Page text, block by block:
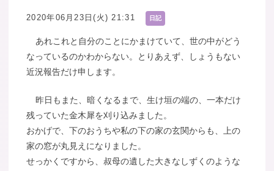
2020年06月23日(火) 21:31 日記
あれこれと自分のことにかまけていて、世の中がどう
なっているのかわからない。とりあえず、しょうもない
近況報告だけ申します。
昨日もまた、暗くなるまで、生け垣の端の、一本だけ
残っていた金木犀を刈り込みました。
おかげで、下のおうちや私の下の家の玄関からも、上の
家の窓が丸見えになりました。
せっかくですから、叔母の遺した大きなしずくのような